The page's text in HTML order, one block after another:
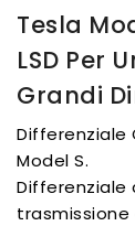
Tesla
LSD Per
Grandi
Differenziale
Model S.
trasmissione